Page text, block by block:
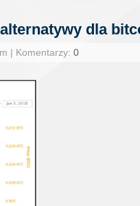
dla
| Komentarzy: 0